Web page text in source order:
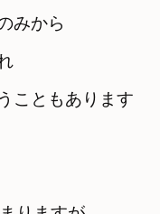
みから
こともあります